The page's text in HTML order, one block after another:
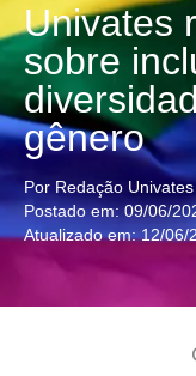
Univates
sobre
gênero
Por Redação Univates
Postado em: 09/06/
Atualizado em: 12/06/